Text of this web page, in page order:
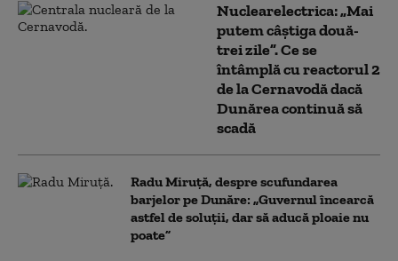
Nuclearelectrica: „Mai
putem câștiga două-
trei zile”. Ce se
întâmplă cu reactorul 2
de la Cernavodă dacă
Dunărea continuă să
scadă
Radu Miruță, despre scufundarea
barjelor pe Dunăre: „Guvernul încearcă
astfel de soluții, dar să aducă ploaie nu
poate”